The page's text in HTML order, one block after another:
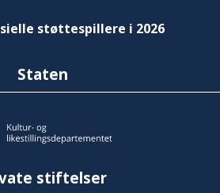
støttespillere i 2026
Staten
stiftelser